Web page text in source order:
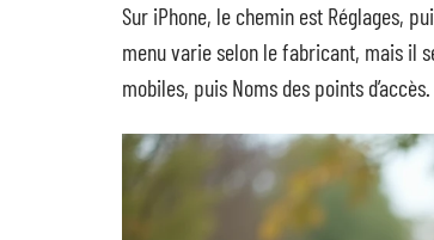
Sur iPhone, le chemin est Réglages,
menu varie selon le fabricant, mais il
mobiles, puis Noms des points d’accès.